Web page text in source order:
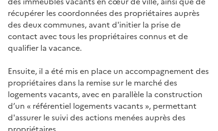
récupérer les coordonnées des propriétaires auprès
des deux communes, avant d'initier la prise de
contact avec tous les propriétaires connus et de
qualifier la vacance.
Ensuite, il a été mis en place un accompagnement des
propriétaires dans la remise sur le marché des
logements vacants, avec en parallèle la construction
d’un « référentiel logements vacants », permettant
d'assurer le suivi des actions menées auprès des